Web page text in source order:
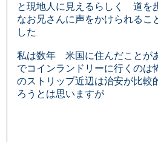
と現地人に見えるらしく 道
なお兄さんに声をかけられる
した
私は数年 米国に住んだことが
でコインランドリーに行くの
のストリップ近辺は治安が比較
ろうとは思いますが